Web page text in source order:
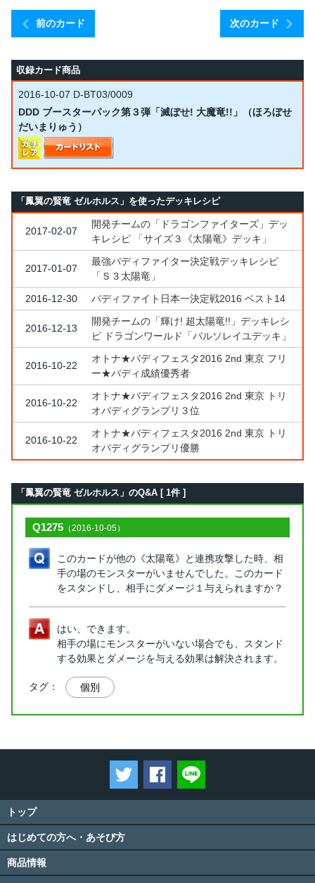
前のカード 次のカード
収録カード商品
2016-10-07 D-BT03/0009
DDD ブースターパック第３弾「滅ぼせ! 大魔竜!!」（ほろぼせ
だいまりゅう）
「鳳翼の賢竜 ゼルホルス」を使ったデッキレシピ
2017-02-07
開発チームの「ドラゴンファイターズ」デッ
キレシピ 「サイズ３《太陽竜》デッキ」
2017-01-07
最強バディファイター決定戦デッキレシピ
「Ｓ３太陽竜」
2016-12-30
バディファイト日本一決定戦2016 ベスト14
2016-12-13
開発チームの「輝け! 超太陽竜!!」デッキレシ
ピ ドラゴンワールド「バルソレイユデッキ」
2016-10-22
オトナ★バディフェスタ2016 2nd 東京 フリ
ー★バディ成績優秀者
2016-10-22
オトナ★バディフェスタ2016 2nd 東京 トリ
オバディグランプリ３位
2016-10-22
オトナ★バディフェスタ2016 2nd 東京 トリ
オバディグランプリ優勝
「鳳翼の賢竜 ゼルホルス」のQ&A [ 1件 ]
Q1275 （2016-10-05）
このカードが他の《太陽竜》と連携攻撃した時、相
手の場のモンスターがいませんでした。このカード
をスタンドし、相手にダメージ１与えられますか？
はい、できます。
相手の場にモンスターがいない場合でも、スタンド
する効果とダメージを与える効果は解決されます。
タグ： 個別
ツイートするFacebookでシェアする
トップ
はじめての方へ・あそび方
商品情報